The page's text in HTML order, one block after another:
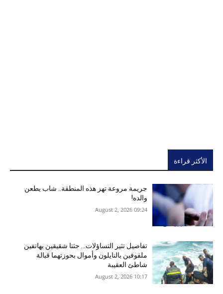
الأكثر قراءة
جريمة مروعة تهز هذه المنطقة.. شاب يطعن
والده!
09:24 2026 ,August 2
تفاصيل تثير التساؤلات… جثتا شقيقين بهاتفين
ملفوفين بالنايلون وأموال بحوزتهما قبالة
شاطئ العقيبة
10:17 2026 ,August 2